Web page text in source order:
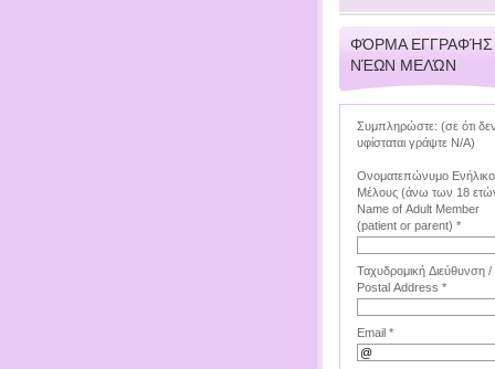
ΦΌΡΜΑ ΕΓΓΡΑΦΉΣ
ΝΈΩΝ ΜΕΛΏΝ
Συμπληρώστε: (σε ότι δεν
υφίσταται γράψτε Ν/Α)
Ονοματεπώνυμο
Μέλους (άνω των 18
Name of Adult Member
(patient or parent) *
Ταχυδρομική Διεύθυνση /
Postal Address *
Email *